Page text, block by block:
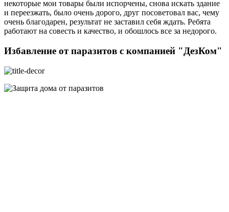
некоторые мои товары были испорчены, снова искать здание
и переезжать, было очень дорого, друг посоветовал вас, чему
очень благодарен, результат не заставил себя ждать. Ребята
работают на совесть и качество, и обошлось все за недорого.
Избавление от паразитов с компанией "ДезКом"